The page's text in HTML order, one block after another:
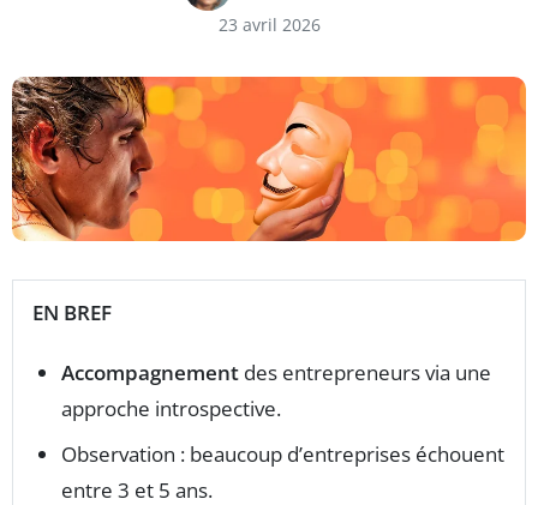
23 avril 2026
EN BREF
Accompagnement des entrepreneurs via une
approche introspective.
Observation : beaucoup d’entreprises échouent
entre 3 et 5 ans.